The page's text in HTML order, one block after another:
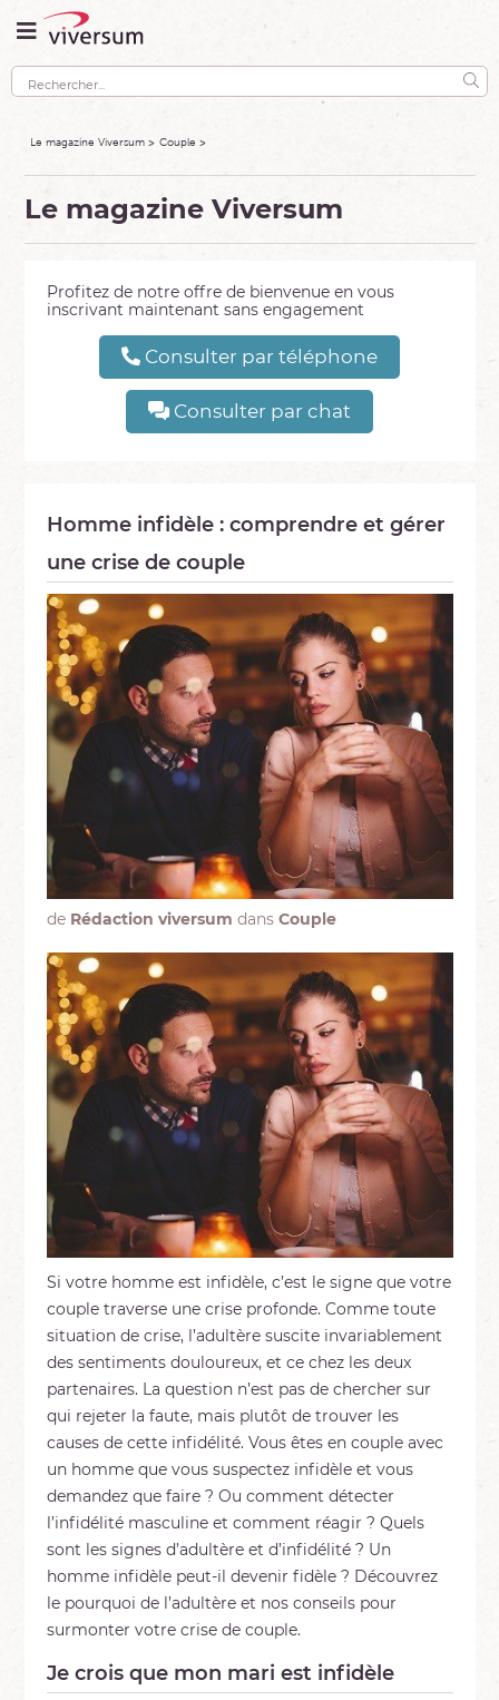
Le magazine Viversum Couple
Le magazine Viversum
Profitez de notre offre de bienvenue en vous
inscrivant maintenant sans engagement
Consulter par téléphone
Consulter par chat
Homme infidèle : comprendre et gérer
une crise de couple
de Rédaction viversum dans Couple
Si votre homme est infidèle, c’est le signe que votre
couple traverse une crise profonde. Comme toute
situation de crise, l’adultère suscite invariablement
des sentiments douloureux, et ce chez les deux
partenaires. La question n’est pas de chercher sur
qui rejeter la faute, mais plutôt de trouver les
causes de cette infidélité. Vous êtes en couple avec
un homme que vous suspectez infidèle et vous
demandez que faire ? Ou comment détecter
l’infidélité masculine et comment réagir ? Quels
sont les signes d’adultère et d’infidélité ? Un
homme infidèle peut-il devenir fidèle ? Découvrez
le pourquoi de l’adultère et nos conseils pour
surmonter votre crise de couple.
Je crois que mon mari est infidèle